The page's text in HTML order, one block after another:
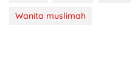
Wanita muslimah